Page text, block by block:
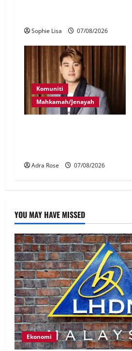
Sophie Lisa 07/08/2026
Komuniti
Mahkamah/Jenayah
Adra Rose 07/08/2026
YOU MAY HAVE MISSED
Ekonomi